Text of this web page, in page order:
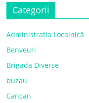
Categorii
Administrația Localnică
Benveuri
Brigada Diverse
buzau
Cancan